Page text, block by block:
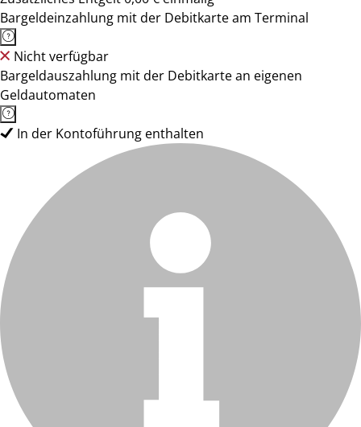
Bargeldeinzahlung mit der Debitkarte am Terminal
Nicht verfügbar
Bargeldauszahlung mit der Debitkarte an eigenen
Geldautomaten
In der Kontoführung enthalten